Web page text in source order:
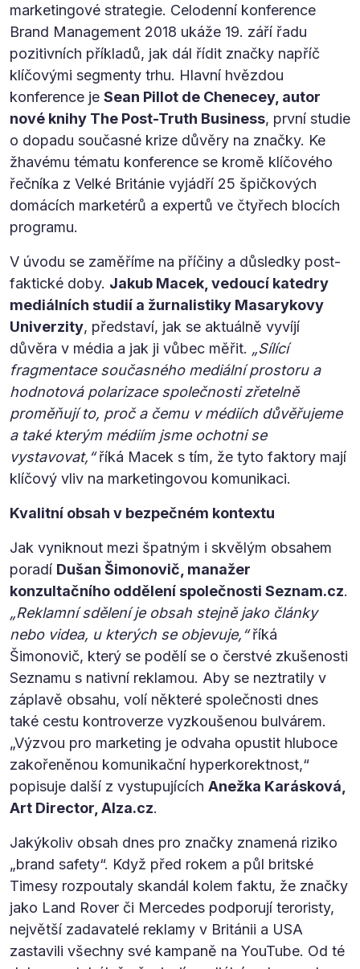
marketingové strategie. Celodenní konference
Brand Management 2018 ukáže 19. září řadu
pozitivních příkladů, jak dál řídit značky napříč
klíčovými segmenty trhu. Hlavní hvězdou
konference je Sean Pillot de Chenecey, autor
nové knihy The Post-Truth Business, první studie
o dopadu současné krize důvěry na značky. Ke
žhavému tématu konference se kromě klíčového
řečníka z Velké Británie vyjádří 25 špičkových
domácích marketérů a expertů ve čtyřech blocích
programu.
V úvodu se zaměříme na příčiny a důsledky post-
faktické doby. Jakub Macek, vedoucí katedry
mediálních studií a žurnalistiky Masarykovy
Univerzity, představí, jak se aktuálně vyvíjí
důvěra v média a jak ji vůbec měřit. „Sílící
fragmentace současného mediální prostoru a
hodnotová polarizace společnosti zřetelně
proměňují to, proč a čemu v médiích důvěřujeme
a také kterým médiím jsme ochotni se
vystavovat,“říká Macek s tím, že tyto faktory mají
klíčový vliv na marketingovou komunikaci.
Kvalitní obsah v bezpečném kontextu
Jak vyniknout mezi špatným i skvělým obsahem
poradí Dušan Šimonovič, manažer
konzultačního oddělení společnosti Seznam.cz.
„Reklamní sdělení je obsah stejně jako články
nebo videa, u kterých se objevuje,“říká
Šimonovič, který se podělí se o čerstvé zkušenosti
Seznamu s nativní reklamou. Aby se neztratily v
záplavě obsahu, volí některé společnosti dnes
také cestu kontroverze vyzkoušenou bulvárem.
„Výzvou pro marketing je odvaha opustit hluboce
zakořeněnou komunikační hyperkorektnost,“
popisuje další z vystupujících Anežka Karásková,
Art Director, Alza.cz.
Jakýkoliv obsah dnes pro značky znamená riziko
„brand safety“. Když před rokem a půl britské
Timesy rozpoutaly skandál kolem faktu, že značky
jako Land Rover či Mercedes podporují teroristy,
největší zadavatelé reklamy v Británii a USA
zastavili všechny své kampaně na YouTube. Od té